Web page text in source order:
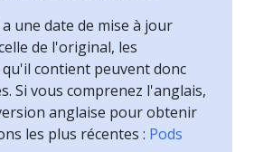
une date de mise à jour
de l'original, les
contient peuvent donc
Si vous comprenez l'anglais,
anglaise pour obtenir
les plus récentes : Pods